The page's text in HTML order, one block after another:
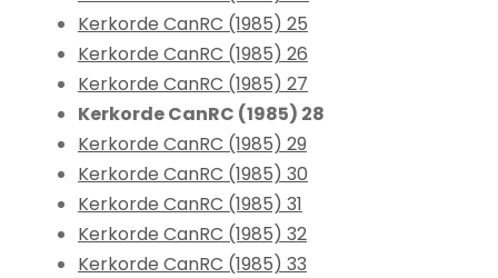
Kerkorde CanRC (1985) 25
Kerkorde CanRC (1985) 26
Kerkorde CanRC (1985) 27
Kerkorde CanRC (1985) 28
Kerkorde CanRC (1985) 29
Kerkorde CanRC (1985) 30
Kerkorde CanRC (1985) 31
Kerkorde CanRC (1985) 32
Kerkorde CanRC (1985) 33